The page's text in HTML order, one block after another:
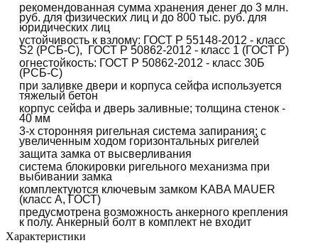
рекомендованная сумма хранения денег до 3 млн.
руб. для физических лиц и до 800 тыс. руб. для
юридических лиц
устойчивость к взлому: ГОСТ Р 55148-2012 - класс
S2 (РСБ-С), ГОСТ Р 50862-2012 - класс 1 (ГОСТ Р)
огнестойкость: ГОСТ Р 50862-2012 - класс 30Б
(РСБ-С)
при заливке двери и корпуса сейфа используется
тяжелый бетон
корпус сейфа и дверь заливные; толщина стенок -
40 мм
3-х сторонняя ригельная система запирания; с
увеличенным ходом горизонтальных ригелей
защита замка от высверливания
система блокировки ригельного механизма при
выбивании замка
комплектуются ключевым замком KABA MAUER
(класс А, ГОСТ)
предусмотрена возможность анкерного крепления
к полу. Анкерный болт в комплект не входит
Характеристики